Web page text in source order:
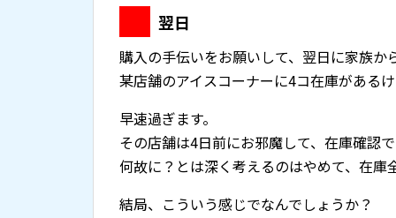
翌日
購入の手伝いをお願いして、翌日に家族か
某店舗のアイスコーナーに4コ在庫がある
早速過ぎます。
その店舗は4日前にお邪魔して、在庫確認
何故に？とは深く考えるのはやめて、在庫
結局、こういう感じでなんでしょうか？